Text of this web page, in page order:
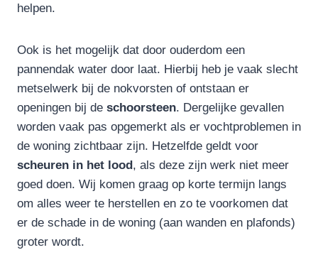
helpen.
Ook is het mogelijk dat door ouderdom een
pannendak water door laat. Hierbij heb je vaak slecht
metselwerk bij de nokvorsten of ontstaan er
openingen bij de schoorsteen. Dergelijke gevallen
worden vaak pas opgemerkt als er vochtproblemen in
de woning zichtbaar zijn. Hetzelfde geldt voor
scheuren in het lood, als deze zijn werk niet meer
goed doen. Wij komen graag op korte termijn langs
om alles weer te herstellen en zo te voorkomen dat
er de schade in de woning (aan wanden en plafonds)
groter wordt.